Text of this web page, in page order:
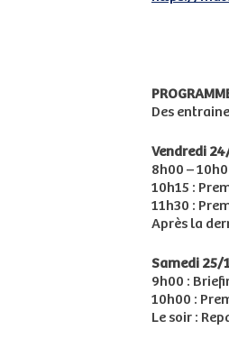
Des
Vendredi
8h00 –
10h15 :
11h30 :
Après la
Samedi 25/
9h00 :
10h00 :
Le soir :